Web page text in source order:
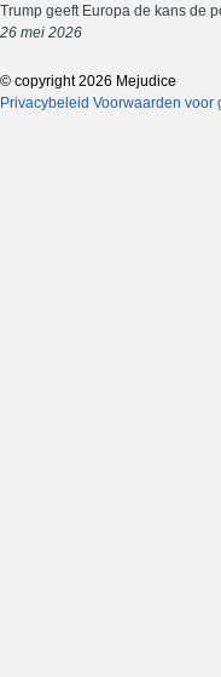
Trump geeft Europa de kans de
26 mei 2026
© copyright 2026 Mejudice
Privacybeleid Voorwaarden voor